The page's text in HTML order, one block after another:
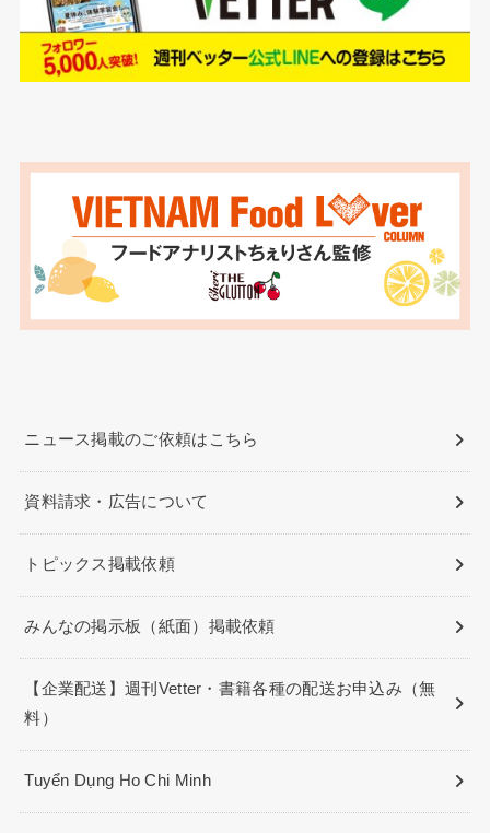
ニュース掲載のご依頼はこちら
資料請求・広告について
トピックス掲載依頼
みんなの掲示板（紙面）掲載依頼
【企業配送】週刊Vetter・書籍各種の配送お申込み（無
料）
Tuyển Dụng Ho Chi Minh